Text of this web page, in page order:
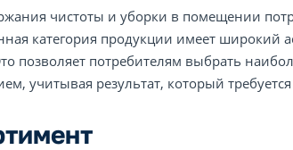
чистоты и уборки в помещении
категория продукции имеет широкий
позволяет потребителям выбрать
учитывая результат, который